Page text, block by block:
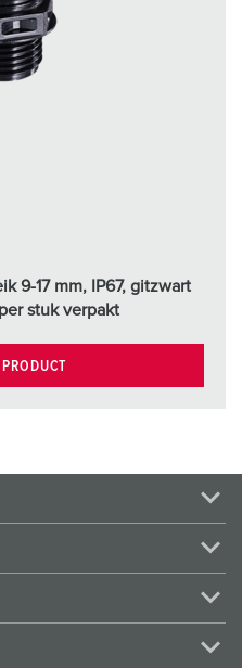
9-17 mm, IP67, gitzwart
stuk verpakt